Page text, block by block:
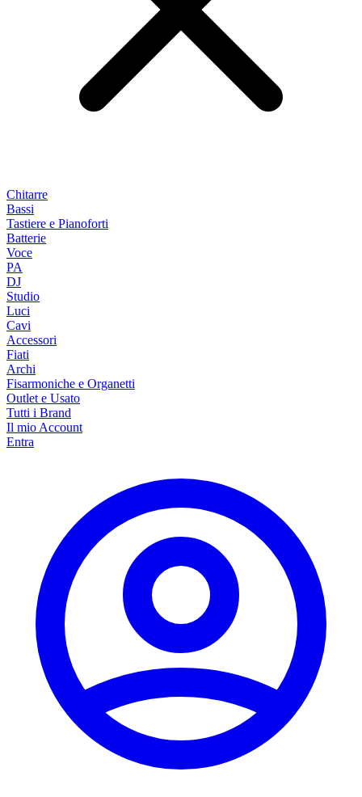
Chitarre
Bassi
Tastiere e Pianoforti
Batterie
Voce
PA
DJ
Studio
Luci
Cavi
Accessori
Fiati
Archi
Fisarmoniche e Organetti
Outlet e Usato
Tutti i Brand
Il mio Account
Entra